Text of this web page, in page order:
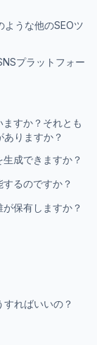
うな他のSEOツ
プラットフォー
すか？それとも
りますか？
成できますか？
るのですか？
保有しますか？
ればいいの？